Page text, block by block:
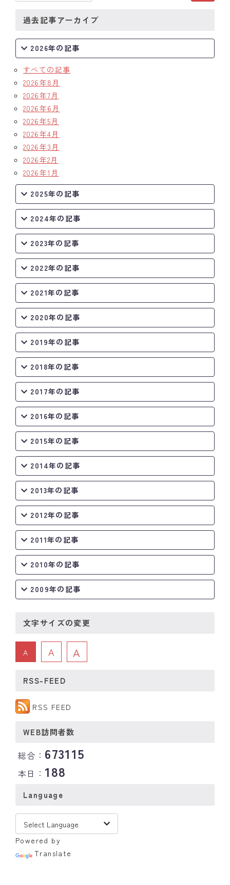
過去記事アーカイブ
2026年の記事
すべての記事
2026年8月
2026年7月
2026年6月
2026年5月
2026年4月
2026年3月
2026年2月
2026年1月
2025年の記事
2024年の記事
2023年の記事
2022年の記事
2021年の記事
2020年の記事
2019年の記事
2018年の記事
2017年の記事
2016年の記事
2015年の記事
2014年の記事
2013年の記事
2012年の記事
2011年の記事
2010年の記事
2009年の記事
文字サイズの変更
A A A
RSS-FEED
RSS FEED
WEB訪問者数
総合： 673115
本日：188
Language
Powered by
Translate